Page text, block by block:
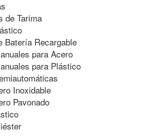
de Tarima
Batería Recargable
para Acero
para Plástico
Inoxidable
Pavonado